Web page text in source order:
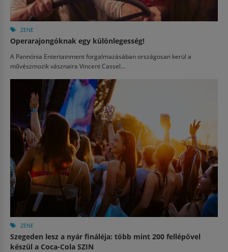
ZENE
Operarajongóknak egy különlegesség!
A Pannónia Entertainment forgalmazásában országosan kerül a
művészmozik vásznaira Vincent Cassel...
ZENE
Szegeden lesz a nyár fináléja: több mint 200 fellépővel
készül a Coca-Cola SZIN